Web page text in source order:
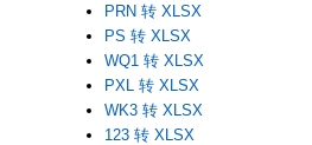
PRN 转 XLSX
PS 转 XLSX
WQ1 转 XLSX
PXL 转 XLSX
WK3 转 XLSX
123 转 XLSX